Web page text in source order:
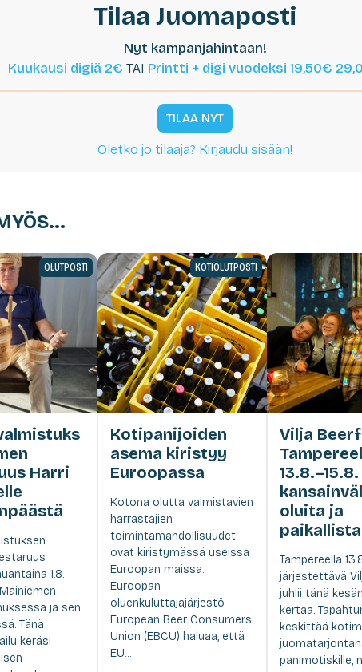
Tilaa Juomaposti
Nyt kampanjahintaan!
Kuukausi digiä 2€ TAI Printti + digi vuodeksi 19,50€
TILAA NYT
Oletko jo tilaaja? Kirjaudu sisään!
OLUTPOSTI
Harri
1.8.
ja sen
Tänä
keräsi
KOTIOLUTPOSTI
Kotipanijoiden
asema kiristyy
Euroopassa
Kotona olutta valmistavien
harrastajien
toimintamahdollisuudet
ovat kiristymässä useissa
Euroopan maissa.
Euroopan
oluenkuluttajajärjestö
European Beer Consumers
Union (EBCU) haluaa, että
EU...
Vilja
13.8.–15.8.
oluita ja
Tampereella
järjestettävä
juhlii tänä
kertaa.
keskittää
panimotiskille,